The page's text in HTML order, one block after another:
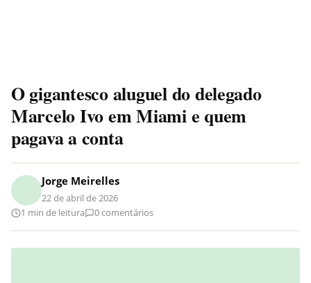
O gigantesco aluguel do delegado
Marcelo Ivo em Miami e quem
pagava a conta
Jorge Meirelles
22 de abril de 2026
1 min de leitura
0 comentários